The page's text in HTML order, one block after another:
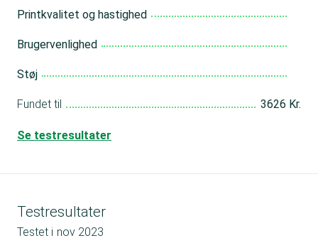
Printkvalitet og hastighed
Brugervenlighed
Støj
Fundet til 3626 Kr.
Se testresultater
Testresultater
Testet i nov 2023